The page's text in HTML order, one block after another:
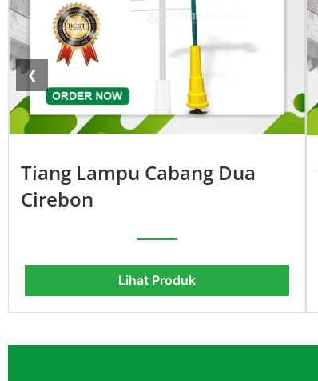
❮
Tiang Lampu Cabang Dua
Cirebon
Lihat Produk